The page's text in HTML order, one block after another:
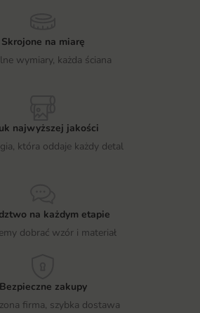
Skrojone na miarę
wymiary, każda ściana
najwyższej jakości
która oddaje każdy detal
na każdym etapie
dobrać wzór i materiał
Bezpieczne zakupy
firma, szybka dostawa